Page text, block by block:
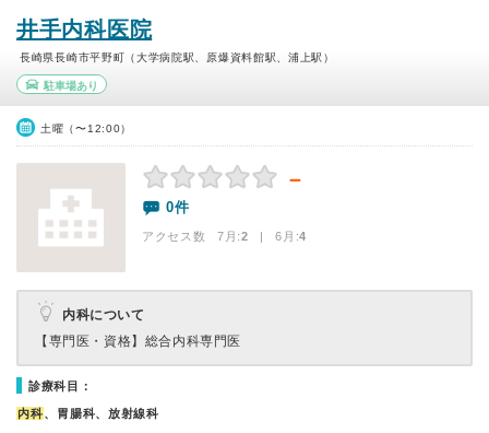
井手内科医院
長崎県長崎市平野町（大学病院駅、原爆資料館駅、浦上駅）
駐車場あり
土曜（〜12:00）
－
0件
アクセス数 7月:2 | 6月:4
内科について
【専門医・資格】 総合内科専門医
診療科目：
内科、胃腸科、放射線科